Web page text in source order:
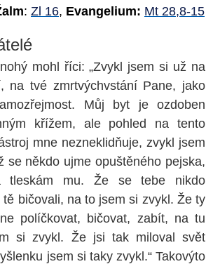
: Zl 16, Evangelium: Mt 28,8-15
mohl říci: „Zvykl jsem si už na
na tvé zmrtvýchvstání Pane, jako
Můj byt je ozdoben
křížem, ale pohled na tento
mne nezneklidňuje, zvykl jsem
se někdo ujme opuštěného pejska,
tleskám mu. Že se tebe nikdo
tě bičovali, na to jsem si zvykl. Že ty
políčkovat, bičovat, zabít, na tu
si zvykl. Že jsi tak miloval svět
jsem si taky zvykl.“ Takovýto